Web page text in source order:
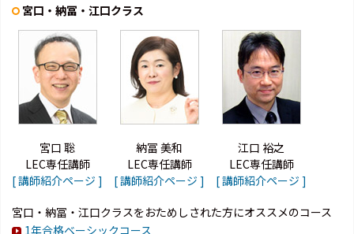
宮口・納冨・江口クラス
宮口 聡
LEC専任講師
[ 講師紹介ページ ]
納冨 美和
LEC専任講師
[ 講師紹介ページ ]
江口 裕之
LEC専任講師
[ 講師紹介ページ ]
宮口・納冨・江口クラスをおためしされた方にオススメのコース
1年合格ベーシックコース